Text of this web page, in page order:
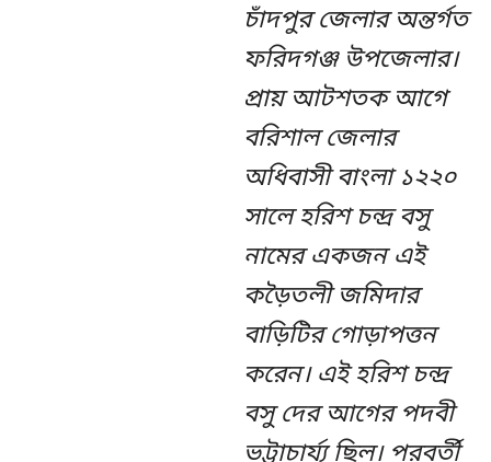
চাঁদপুর জেলার অন্তর্গত
ফরিদগঞ্জ উপজেলার।
প্রায় আটশতক আগে
বরিশাল জেলার
অধিবাসী বাংলা ১২২০
সালে হরিশ চন্দ্র বসু
নামের একজন এই
কড়ৈতলী জমিদার
বাড়িটির গোড়াপত্তন
করেন। এই হরিশ চন্দ্র
বসু দের আগের পদবী
ভট্টাচার্য্য ছিল। পরবর্তী